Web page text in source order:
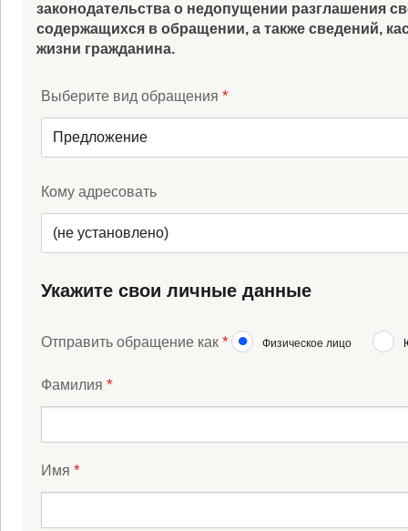
законодательства о недопущении разглашения
содержащихся в обращении, а также сведений,
жизни гражданина.
Выберите вид обращения *
Предложение
Кому адресовать
(не установлено)
Укажите свои личные данные
Отправить обращение как * Физическое лицо
Фамилия *
Имя *